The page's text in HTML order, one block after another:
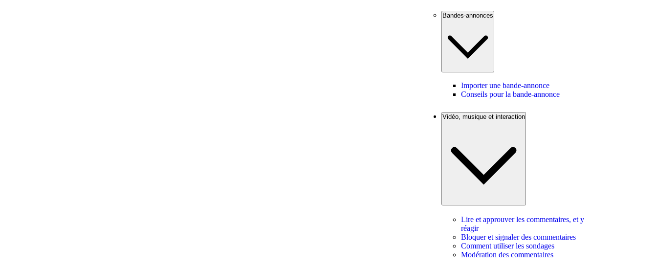
Bandes-annonces
Importer une bande-annonce
Conseils pour la bande-annonce
Vidéo, musique et interaction
Lire et approuver les commentaires, et y
réagir
Bloquer et signaler des commentaires
Comment utiliser les sondages
Modération des commentaires